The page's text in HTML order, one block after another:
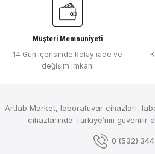
Müşteri Memnuniyeti
14 Gün içerisinde kolay iade ve
değişim imkanı
Artlab Market, laboratuvar cihazları,
cihazlarında Türkiye’nin güvenilir
0 (532)